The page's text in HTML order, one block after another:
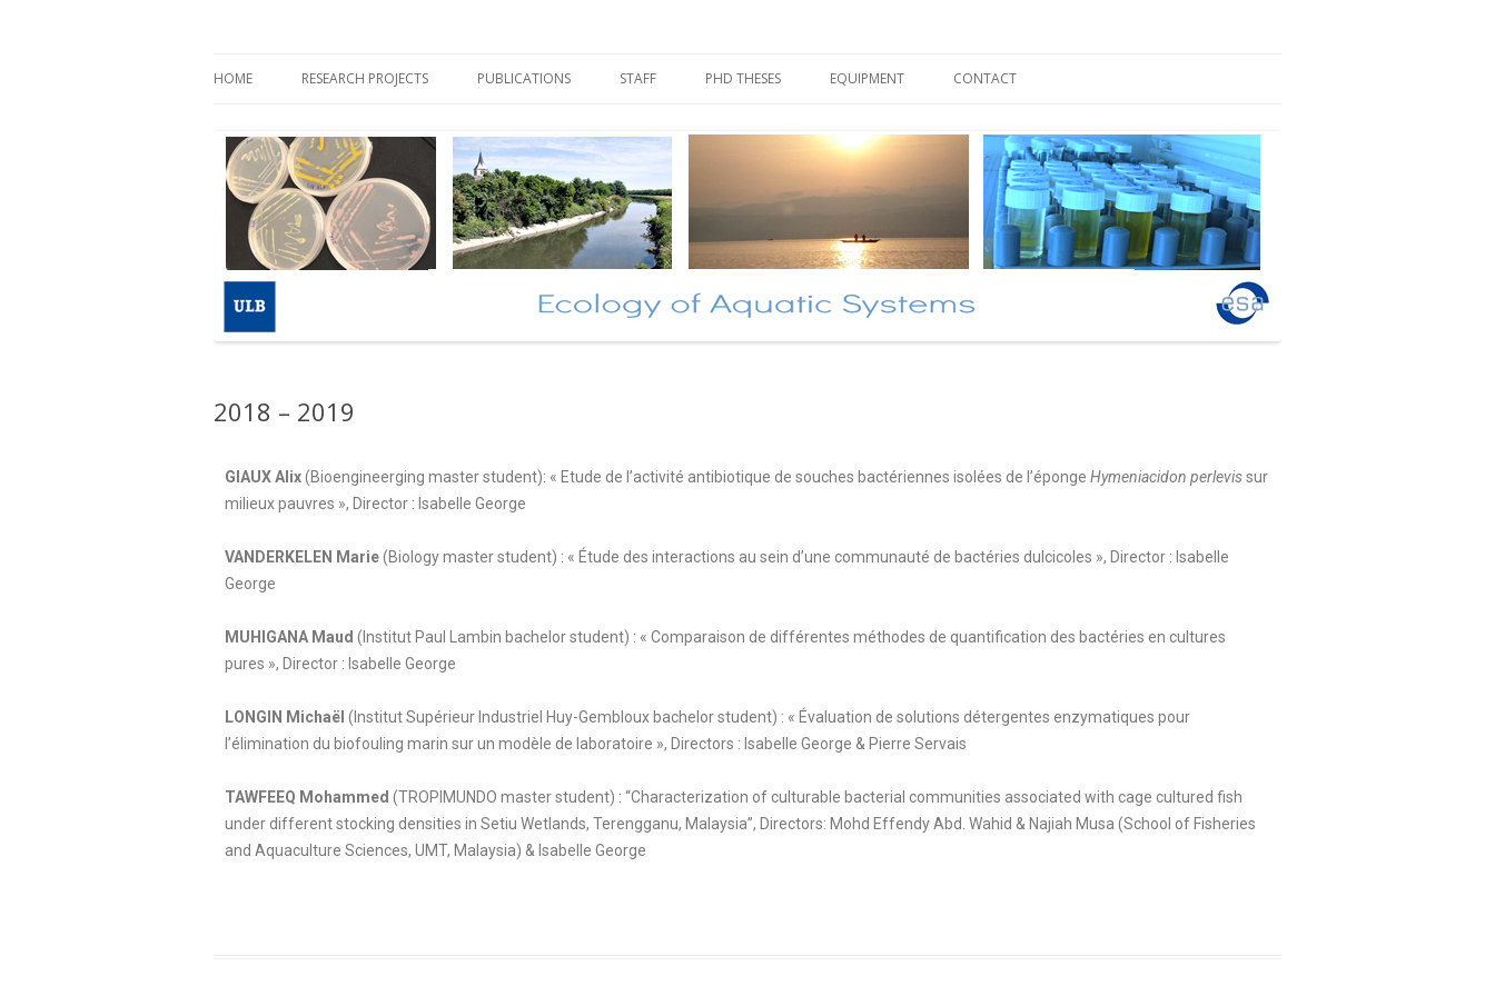
HOME RESEARCH PROJECTS PUBLICATIONS STAFF PHD THESES EQUIPMENT CONTACT
2018 – 2019
GIAUX Alix(Bioengineerging master student): « Etude de l’activité antibiotique de souches bactériennes isolées de l’éponge Hymeniacidon perlevissur
milieux pauvres », Director : Isabelle George
VANDERKELEN Marie(Biology master student) : « Étude des interactions au sein d’une communauté de bactéries dulcicoles », Director : Isabelle
George
MUHIGANA Maud (Institut Paul Lambin bachelor student) : « Comparaison de différentes méthodes de quantification des bactéries en cultures
pures », Director : Isabelle George
LONGIN Michaël (Institut Supérieur Industriel Huy-Gembloux bachelor student) : « Évaluation de solutions détergentes enzymatiques pour
l’élimination du biofouling marin sur un modèle de laboratoire », Directors : Isabelle George & Pierre Servais
TAWFEEQ Mohammed (TROPIMUNDO master student) : “Characterization of culturable bacterial communities associated with cage cultured fish
under different stocking densities in Setiu Wetlands, Terengganu, Malaysia”, Directors: Mohd Effendy Abd. Wahid & Najiah Musa (School of Fisheries
and Aquaculture Sciences, UMT, Malaysia) & Isabelle George